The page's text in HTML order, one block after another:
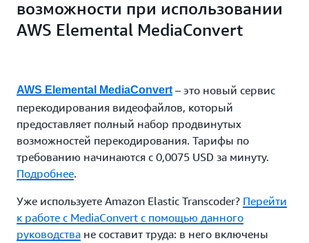
возможности при использовании
AWS Elemental MediaConvert
AWS Elemental MediaConvert– это новый сервис
перекодирования видеофайлов, который
предоставляет полный набор продвинутых
возможностей перекодирования. Тарифы по
требованию начинаются с 0,0075 USD за минуту.
Подробнее.
Уже используете Amazon Elastic Transcoder? Перейти
к работе с MediaConvert с помощью данного
руководства не составит труда: в него включены